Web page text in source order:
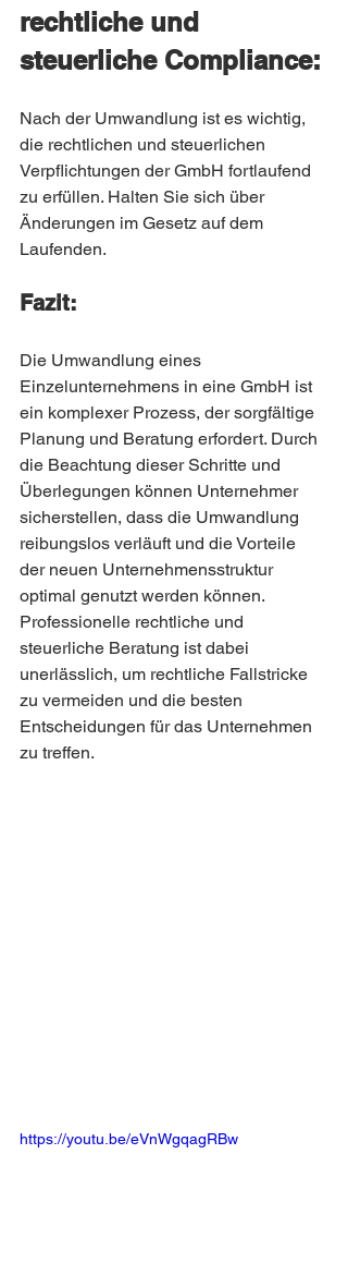
rechtliche und
steuerliche Compliance:
Nach der Umwandlung ist es wichtig,
die rechtlichen und steuerlichen
Verpflichtungen der GmbH fortlaufend
zu erfüllen. Halten Sie sich über
Änderungen im Gesetz auf dem
Laufenden.
Fazit:
Die Umwandlung eines
Einzelunternehmens in eine GmbH ist
ein komplexer Prozess, der sorgfältige
Planung und Beratung erfordert. Durch
die Beachtung dieser Schritte und
Überlegungen können Unternehmer
sicherstellen, dass die Umwandlung
reibungslos verläuft und die Vorteile
der neuen Unternehmensstruktur
optimal genutzt werden können.
Professionelle rechtliche und
steuerliche Beratung ist dabei
unerlässlich, um rechtliche Fallstricke
zu vermeiden und die besten
Entscheidungen für das Unternehmen
zu treffen.
https://youtu.be/eVnWgqagRBw